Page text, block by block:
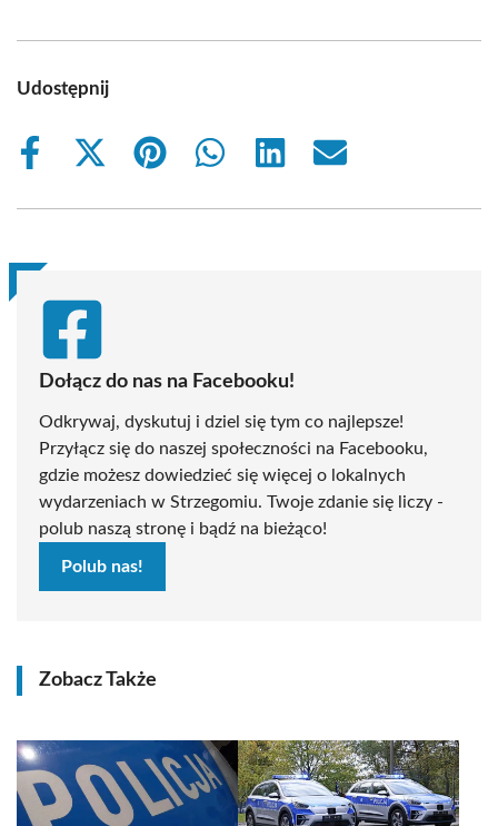
Udostępnij
Share
Share
(Twitter)
Share
Share
Share
Share
Dołącz do nas na Facebooku!
Odkrywaj, dyskutuj i dziel się tym co najlepsze!
Przyłącz się do naszej społeczności na Facebooku,
gdzie możesz dowiedzieć się więcej o lokalnych
wydarzeniach w Strzegomiu. Twoje zdanie się liczy -
polub naszą stronę i bądź na bieżąco!
Polub nas!
Zobacz Także